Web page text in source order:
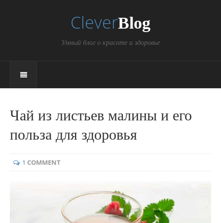
CleverBlog
Умный блог о красоте и здоровье
Чай из листьев малины и его
польза для здоровья
1 COMMENT